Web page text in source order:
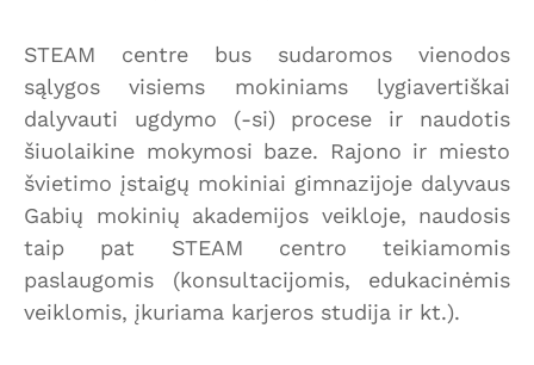
STEAM centre bus sudaromos vienodos
sąlygos visiems mokiniams lygiavertiškai
dalyvauti ugdymo (-si) procese ir naudotis
šiuolaikine mokymosi baze. Rajono ir miesto
švietimo įstaigų mokiniai gimnazijoje dalyvaus
Gabių mokinių akademijos veikloje, naudosis
taip pat STEAM centro teikiamomis
paslaugomis (konsultacijomis, edukacinėmis
veiklomis, įkuriama karjeros studija ir kt.).